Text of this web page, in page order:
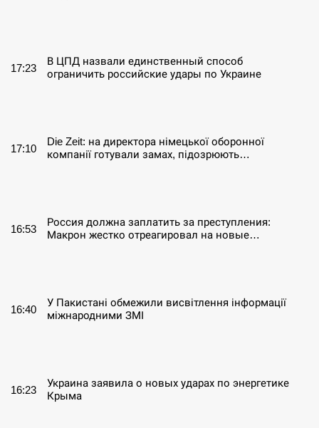
17:23
В ЦПД назвали единственный способ
ограничить российские удары по Украине
17:10
Die Zeit: на директора німецької оборонної
компанії готували замах, підозрюють…
16:53
Россия должна заплатить за преступления:
Макрон жестко отреагировал на новые…
16:40
У Пакистані обмежили висвітлення інформації
міжнародними ЗМІ
16:23
Украина заявила о новых ударах по энергетике
Крыма